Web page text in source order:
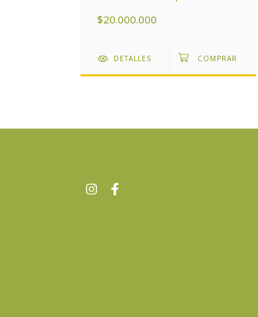
$20.000.000
DETALLES